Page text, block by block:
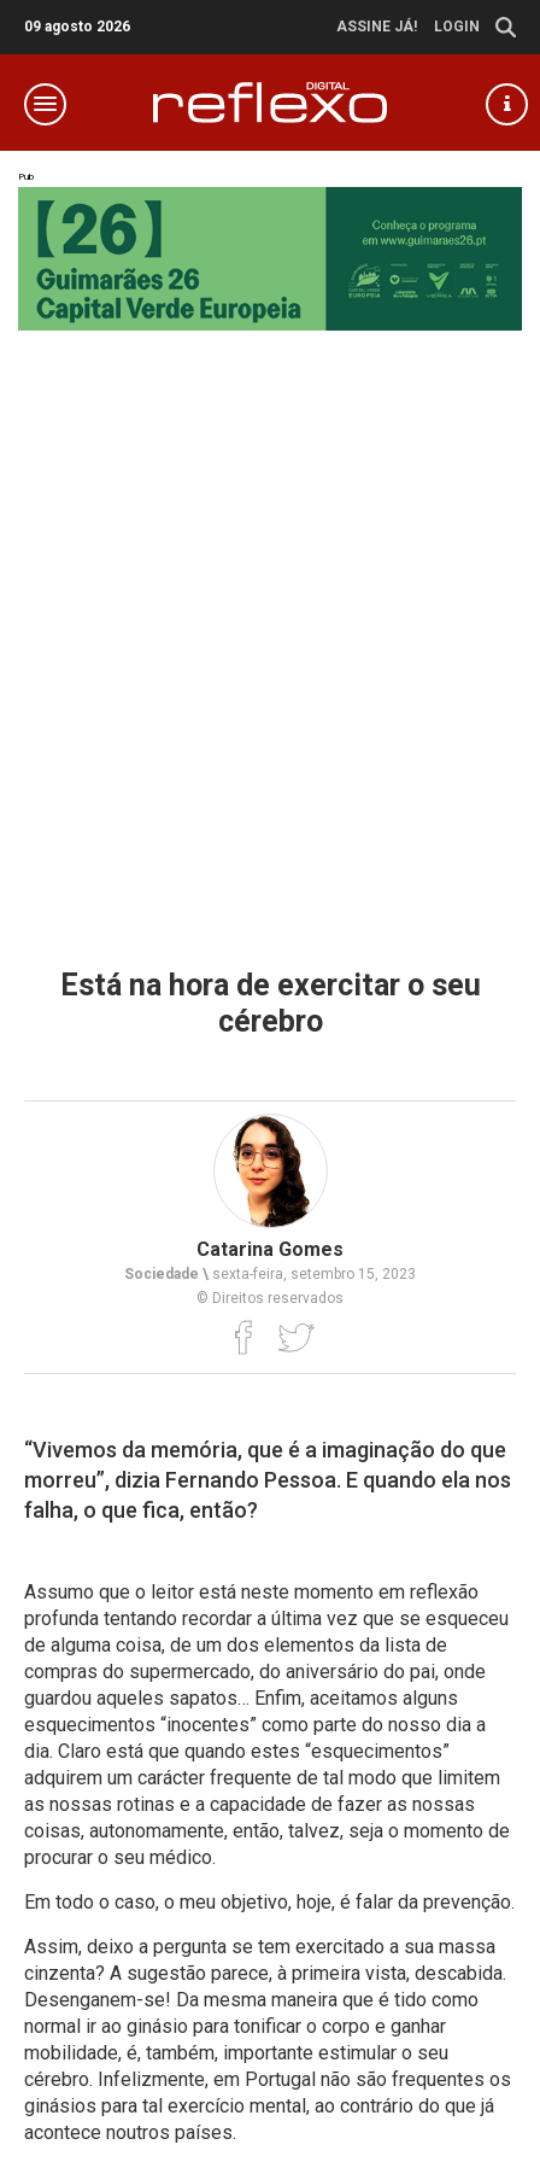
09 agosto 2026 ASSINE JÁ! LOGIN
Pub
Está na hora de exercitar o seu
cérebro
Catarina Gomes
Sociedade \ sexta-feira, setembro 15, 2023
© Direitos reservados
“Vivemos da memória, que é a imaginação do que
morreu”, dizia Fernando Pessoa. E quando ela nos
falha, o que fica, então?
Assumo que o leitor está neste momento em reflexão
profunda tentando recordar a última vez que se esqueceu
de alguma coisa, de um dos elementos da lista de
compras do supermercado, do aniversário do pai, onde
guardou aqueles sapatos… Enfim, aceitamos alguns
esquecimentos “inocentes” como parte do nosso dia a
dia. Claro está que quando estes “esquecimentos”
adquirem um carácter frequente de tal modo que limitem
as nossas rotinas e a capacidade de fazer as nossas
coisas, autonomamente, então, talvez, seja o momento de
procurar o seu médico.
Em todo o caso, o meu objetivo, hoje, é falar da prevenção.
Assim, deixo a pergunta se tem exercitado a sua massa
cinzenta? A sugestão parece, à primeira vista, descabida.
Desenganem-se! Da mesma maneira que é tido como
normal ir ao ginásio para tonificar o corpo e ganhar
mobilidade, é, também, importante estimular o seu
cérebro. Infelizmente, em Portugal não são frequentes os
ginásios para tal exercício mental, ao contrário do que já
acontece noutros países.